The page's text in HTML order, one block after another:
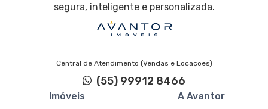
segura, inteligente e personalizada.
Central de Atendimento (Vendas e Locações)
(55) 99912 8466
Imóveis A Avantor